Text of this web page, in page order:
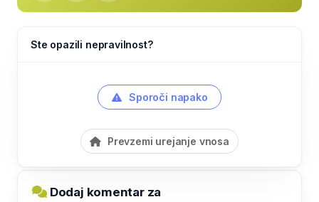
Ste opazili nepravilnost?
Sporoči napako
Prevzemi urejanje vnosa
Dodaj komentar za